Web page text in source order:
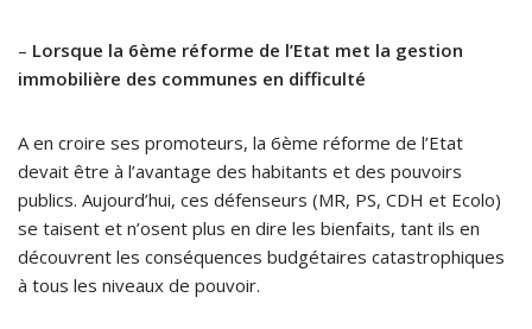
– Lorsque la 6ème réforme de l’Etat met la gestion
immobilière des communes en difficulté
A en croire ses promoteurs, la 6ème réforme de l’Etat
devait être à l’avantage des habitants et des pouvoirs
publics. Aujourd’hui, ces défenseurs (MR, PS, CDH et Ecolo)
se taisent et n’osent plus en dire les bienfaits, tant ils en
découvrent les conséquences budgétaires catastrophiques
à tous les niveaux de pouvoir.